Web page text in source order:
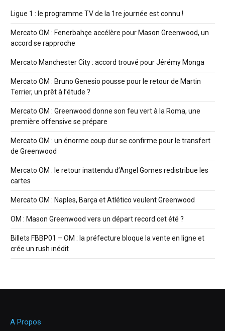
Ligue 1 : le programme TV de la 1re journée est connu !
Mercato OM : Fenerbahçe accélère pour Mason Greenwood, un
accord se rapproche
Mercato Manchester City : accord trouvé pour Jérémy Monga
Mercato OM : Bruno Genesio pousse pour le retour de Martin
Terrier, un prêt à l’étude ?
Mercato OM : Greenwood donne son feu vert à la Roma, une
première offensive se prépare
Mercato OM : un énorme coup dur se confirme pour le transfert
de Greenwood
Mercato OM : le retour inattendu d’Angel Gomes redistribue les
cartes
Mercato OM : Naples, Barça et Atlético veulent Greenwood
OM : Mason Greenwood vers un départ record cet été ?
Billets FBBP01 – OM : la préfecture bloque la vente en ligne et
crée un rush inédit
A Propos